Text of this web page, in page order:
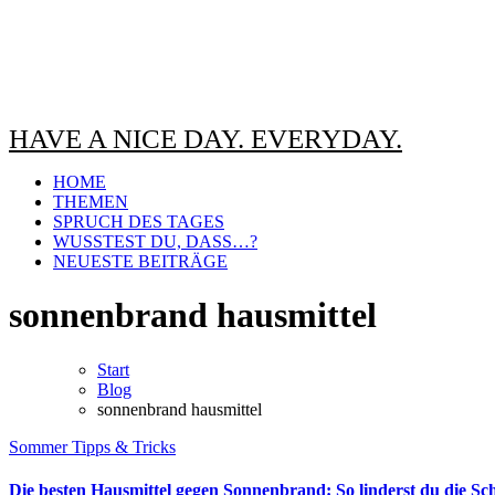
HAVE A NICE DAY. EVERYDAY.
HOME
THEMEN
SPRUCH DES TAGES
WUSSTEST DU, DASS…?
NEUESTE BEITRÄGE
sonnenbrand hausmittel
Start
Blog
sonnenbrand hausmittel
SommerTipps & Tricks
Die besten Hausmittel gegen Sonnenbrand: So linderst du die